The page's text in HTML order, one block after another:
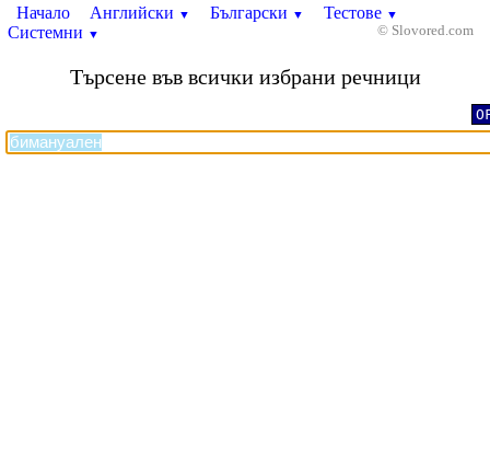
Начало Английски ▼ Български ▼ Тестове ▼
Системни ▼ © Slovored.com
Търсене във всички избрани речници